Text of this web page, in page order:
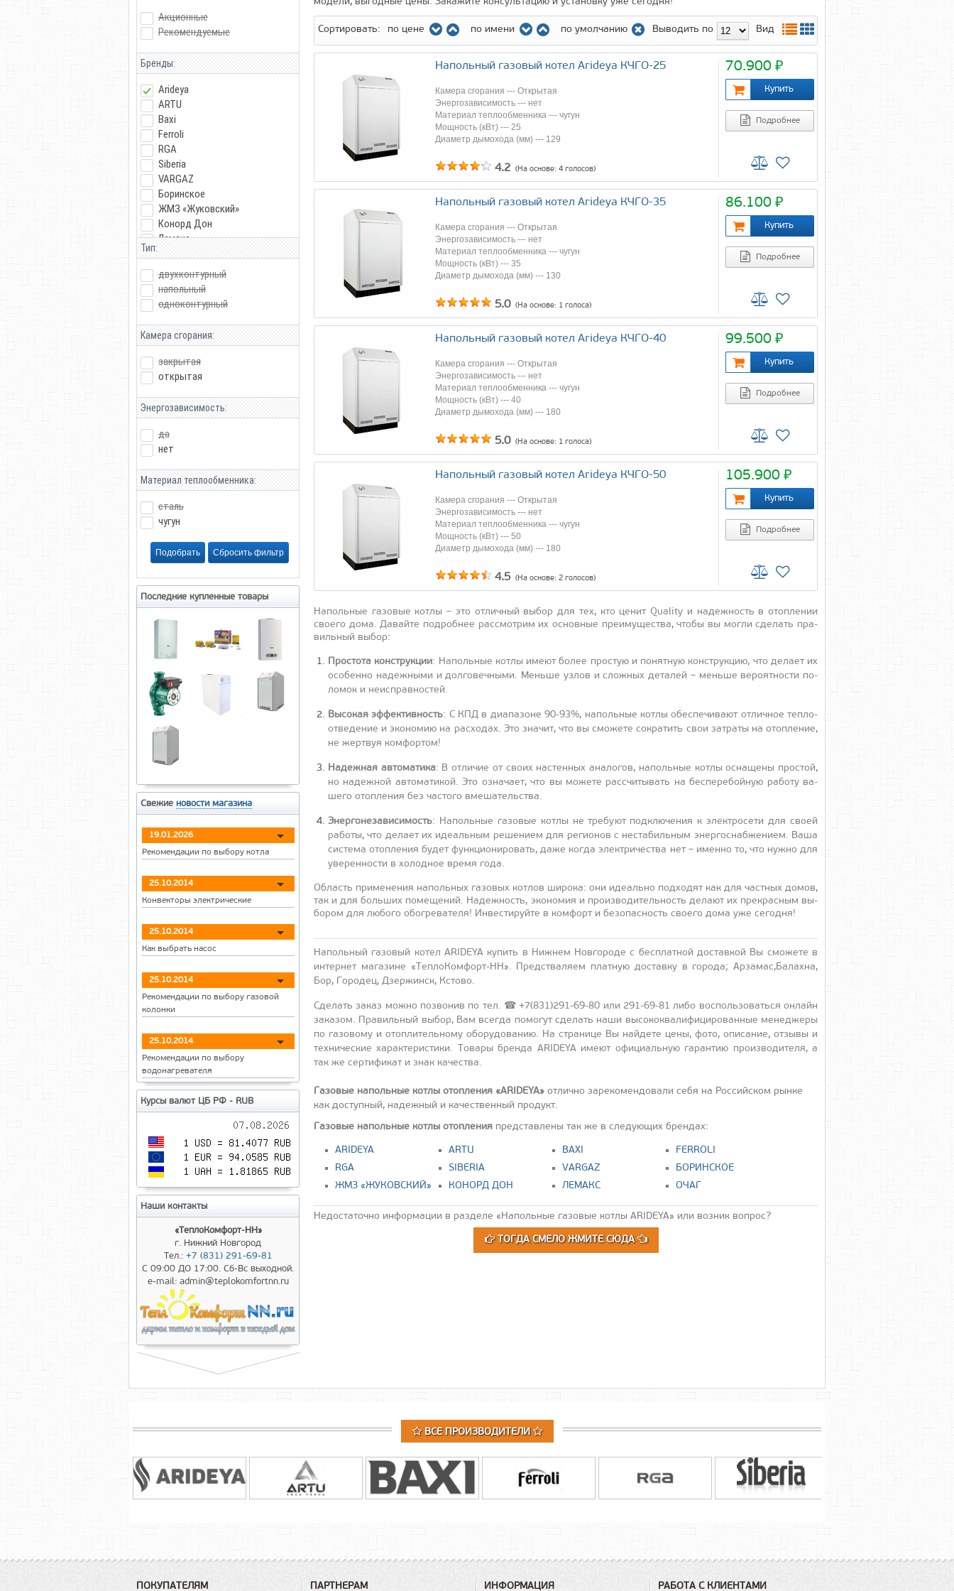
Сортировать: по цене по имени по умолчанию Вид
Выводить по
Напольный газовый котел Arideya КЧГО-25
Камера сгорания --- Открытая
Энергозависимость --- нет
Материал теплообменника --- чугун
Мощность (кВт) --- 25
Диаметр дымохода (мм) --- 129
4.2 (На основе: 4 голосов)
70.900 ₽
Подробнее
Напольный газовый котел Arideya КЧГО-35
Камера сгорания --- Открытая
Энергозависимость --- нет
Материал теплообменника --- чугун
Мощность (кВт) --- 35
Диаметр дымохода (мм) --- 130
5.0 (На основе: 1 голоса)
86.100 ₽
Подробнее
Напольный газовый котел Arideya КЧГО-40
Камера сгорания --- Открытая
Энергозависимость --- нет
Материал теплообменника --- чугун
Мощность (кВт) --- 40
Диаметр дымохода (мм) --- 180
5.0 (На основе: 1 голоса)
99.500 ₽
Подробнее
Напольный газовый котел Arideya КЧГО-50
Камера сгорания --- Открытая
Энергозависимость --- нет
Материал теплообменника --- чугун
Мощность (кВт) --- 50
Диаметр дымохода (мм) --- 180
4.5 (На основе: 2 голосов)
105.900 ₽
Подробнее
На­поль­ные га­зовые кот­лы – это от­личный вы­бор для тех, кто це­нит Quality и на­деж­ность в отоп­ле­нии
сво­его до­ма. Да­вай­те под­робнее рас­смот­рим их ос­новные пре­иму­щес­тва, что­бы вы мог­ли сде­лать пра­
виль­ный вы­бор:
Прос­то­та конс­трук­ции: На­поль­ные кот­лы име­ют бо­лее прос­тую и по­нят­ную конс­трук­цию, что де­ла­ет их
осо­бен­но на­деж­ны­ми и дол­го­веч­ны­ми. Мень­ше уз­лов и слож­ных де­талей – мень­ше ве­ро­ят­ности по­
ломок и не­ис­прав­ностей.
Вы­сокая эф­фектив­ность: С КПД в ди­апа­зоне 90-93%, на­поль­ные кот­лы обес­пе­чива­ют от­личное теп­ло­
от­ве­дение и эко­номию на рас­хо­дах. Это зна­чит, что вы смо­жете сок­ра­тить свои зат­ра­ты на отоп­ле­ние,
не жер­твуя ком­фортом!
На­деж­ная ав­то­мати­ка: В от­ли­чие от сво­их нас­тенных ана­логов, на­поль­ные кот­лы ос­на­щены прос­той,
но на­деж­ной ав­то­мати­кой. Это оз­на­ча­ет, что вы мо­жете рас­счи­тывать на бес­пе­ребой­ную ра­боту ва­
шего отоп­ле­ния без час­то­го вме­шатель­ства.
Энер­го­неза­виси­мость: На­поль­ные га­зовые кот­лы не тре­бу­ют под­клю­чения к элек­тро­сети для сво­ей
ра­боты, что де­ла­ет их иде­аль­ным ре­шени­ем для ре­ги­онов с нес­та­биль­ным энер­госнаб­же­ни­ем. Ва­ша
сис­те­ма отоп­ле­ния бу­дет фун­кци­они­ровать, да­же ког­да элек­три­чес­тва нет – имен­но то, что нуж­но для
уве­рен­ности в хо­лод­ное вре­мя го­да.
Об­ласть при­мене­ния на­поль­ных га­зовых кот­лов ши­рока: они иде­аль­но под­хо­дят как для час­тных до­мов,
так и для боль­ших по­меще­ний. На­деж­ность, эко­номия и про­из­во­дитель­ность де­ла­ют их прек­расным вы­
бором для лю­бого обог­ре­вате­ля! Ин­вести­руй­те в ком­форт и бе­зопас­ность сво­его до­ма уже се­год­ня!
На­поль­ный га­зовый ко­тел ARIDEYA ку­пить в Ниж­нем Нов­го­роде с бес­плат­ной дос­тавкой Вы смо­жете в
ин­тернет ма­гази­не «Теп­ло­Ком­форт-НН». Предс­тва­ля­ем плат­ную дос­тавку в го­рода; Ар­за­мас,Ба­лах­на,
Бор, Го­родец, Дзер­жинск, Ксто­во.
Сде­лать за­каз мож­но поз­во­нив по тел. ☎ +7(831)291-69-80 или 291-69-81 ли­бо вос­поль­зо­вать­ся он­лайн
за­казом. Пра­виль­ный вы­бор, Вам всег­да по­могут сде­лать на­ши вы­сокок­ва­лифи­циро­ван­ные ме­нед­же­ры
по га­зово­му и отоп­ли­тель­но­му обо­рудо­ванию. На стра­нице Вы най­де­те це­ны, фо­то, опи­сание, от­зы­вы и
тех­ни­чес­кие ха­рак­те­рис­ти­ки. То­вары брен­да ARIDEYA име­ют офи­ци­аль­ную га­ран­тию про­из­во­дите­ля, а
так же сер­ти­фикат и знак ка­чес­тва.
Газовые напольные котлы отопления «ARIDEYA» отлично зарекомендовали себя на Российском рынке
как доступный, надежный и качественный продукт.
Газовые напольные котлы отопления представлены так же в следующих брендах:
ARIDEYA ARTU BAXI
FERROLI
RGA
SIBERIA VARGAZ
БОРИНСКОЕ
ЖМЗ «ЖУКОВСКИЙ»
КОНОРД ДОН ЛЕМАКС ОЧАГ
Недостаточно информации в разделе «Напольные газовые котлы ARIDEYA» или возник вопрос?
ТОГДА СМЕЛО ЖМИТЕ СЮДА
Акционные
Рекомендуемые
Бренды:
Arideya
ARTU
Baxi
Ferroli
RGA
Siberia
VARGAZ
Боринское
ЖМЗ «Жуковский»
Конорд Дон
Лемакс
Очаг
Тип:
двухконтурный
напольный
одноконтурный
Камера сгорания:
закрытая
открытая
Энергозависимость:
да
нет
Материал теплообменника:
сталь
чугун
Последние купленные товары
Свежие новости магазина
19.01.2026
Рекомендации по выбору котла
25.10.2014
Конвекторы электрические
25.10.2014
Как выбрать насос
25.10.2014
Рекомендации по выбору газовой
колонки
25.10.2014
Рекомендации по выбору
водонагревателя
Курсы валют ЦБ РФ - RUB
Наши контакты
«ТеплоКомфорт-НН»
г. Нижний Новгород
Тел.: +7 (831) 291-69-81
С 09:00 ДО 17:00. Сб-Вс выходной.
e-mail: admin@teplokomfortnn.ru
ВСЕ ПРОИЗВОДИТЕЛИ
ПОКУПАТЕЛЯМ ПАРТНЕРАМ ИНФОРМАЦИЯ РАБОТА С КЛИЕНТАМИ